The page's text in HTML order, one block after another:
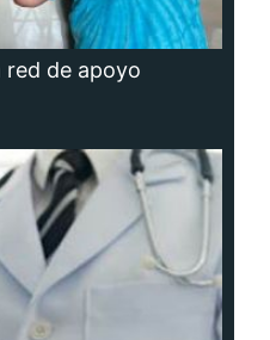
red de apoyo